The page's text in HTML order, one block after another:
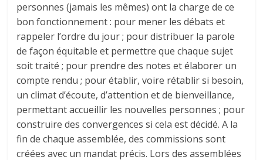
personnes (jamais les mêmes) ont la charge de ce
bon fonctionnement : pour mener les débats et
rappeler l’ordre du jour ; pour distribuer la parole
de façon équitable et permettre que chaque sujet
soit traité ; pour prendre des notes et élaborer un
compte rendu ; pour établir, voire rétablir si besoin,
un climat d’écoute, d’attention et de bienveillance,
permettant accueillir les nouvelles personnes ; pour
construire des convergences si cela est décidé. A la
fin de chaque assemblée, des commissions sont
créées avec un mandat précis. Lors des assemblées